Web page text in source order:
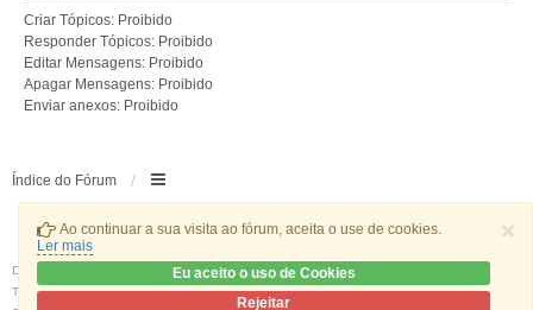
×
Ao continuar a sua visita ao fórum, aceita o use de cookies.
Ler mais
Eu aceito o uso de Cookies
Rejeitar
Criar Tópicos: Proibido
Responder Tópicos: Proibido
Editar Mensagens: Proibido
Apagar Mensagens: Proibido
Enviar anexos: Proibido
Índice do Fórum
Desenvolvido por
® Forum Software © phpBB Limited
Traduzido por:phpBB Portugal